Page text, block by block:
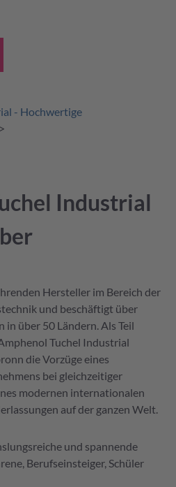
- Hochwertige
Industrial
Hersteller im Bereich der
und beschäftigt über
über 50 Ländern. Als Teil
Tuchel Industrial
die Vorzüge eines
bei gleichzeitiger
modernen internationalen
auf der ganzen Welt.
und spannende
Berufseinsteiger, Schüler